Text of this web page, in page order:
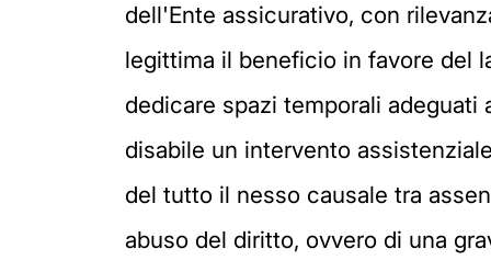
dell'Ente assicurativo, con
legittima il beneficio in favore del
dedicare spazi temporali adeguati
disabile un intervento
del tutto il nesso causale tra
abuso del diritto, ovvero di una